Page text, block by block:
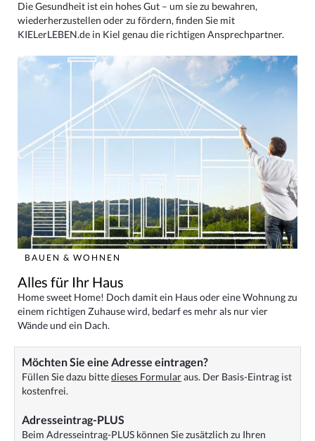
Die Gesundheit ist ein hohes Gut – um sie zu bewahren,
wiederherzustellen oder zu fördern, finden Sie mit
KIELerLEBEN.de in Kiel genau die richtigen Ansprechpartner.
BAUEN & WOHNEN
Alles für Ihr Haus
Home sweet Home! Doch damit ein Haus oder eine Wohnung zu
einem richtigen Zuhause wird, bedarf es mehr als nur vier
Wände und ein Dach.
Möchten Sie eine Adresse eintragen?
Füllen Sie dazu bittedieses Formularaus. Der Basis-Eintrag ist
kostenfrei.
Adresseintrag-PLUS
Beim Adresseintrag-PLUS können Sie zusätzlich zu Ihren